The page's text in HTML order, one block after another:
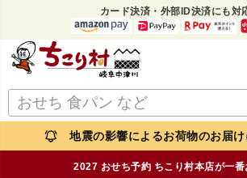
カード決済・外部ID決済にも対
地震の影響によるお荷物のお届け
2027 おせち予約 ちこり村本店が一